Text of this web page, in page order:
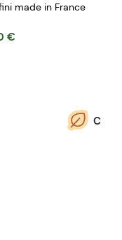
made in France
€
C